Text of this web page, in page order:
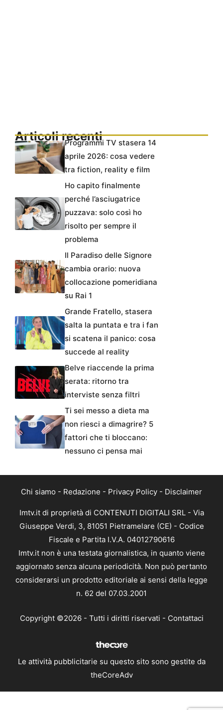
Articoli recentiProgrammi TV stasera 14
aprile 2026: cosa vedere
tra fiction, reality e film
Ho capito finalmente
perché l’asciugatrice
puzzava: solo così ho
risolto per sempre il
problema
Il Paradiso delle Signore
cambia orario: nuova
collocazione pomeridiana
su Rai 1
Grande Fratello, stasera
salta la puntata e tra i fan
si scatena il panico: cosa
succede al reality
Belve riaccende la prima
serata: ritorno tra
interviste senza filtri
Ti sei messo a dieta ma
non riesci a dimagrire? 5
fattori che ti bloccano:
nessuno ci pensa mai
Chi siamo - Redazione - Privacy Policy - Disclaimer
Imtv.it di proprietà di CONTENUTI DIGITALI SRL - Via
Giuseppe Verdi, 3, 81051 Pietramelare (CE) - Codice
Fiscale e Partita I.V.A. 04012790616
Imtv.it non è una testata giornalistica, in quanto viene
aggiornato senza alcuna periodicità. Non può pertanto
considerarsi un prodotto editoriale ai sensi della legge
n. 62 del 07.03.2001
Copyright ©2026 - Tutti i diritti riservati - Contattaci
Le attività pubblicitarie su questo sito sono gestite da
theCoreAdv